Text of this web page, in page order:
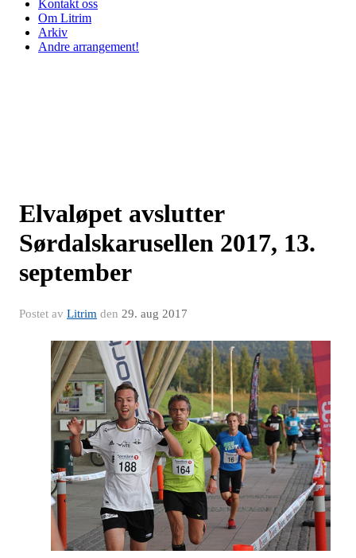
Kontakt oss
Om Litrim
Arkiv
Andre arrangement!
Elvaløpet avslutter
Sørdalskarusellen 2017, 13.
september
Postet av Litrim den 29. aug 2017